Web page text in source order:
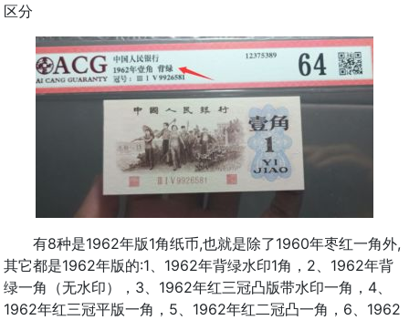
区分
有8种是1962年版1角纸币,也就是除了1960年枣红一角外,
其它都是1962年版的:1、1962年背绿水印1角，2、1962年背
绿一角（无水印），3、1962年红三冠凸版带水印一角，4、
1962年红三冠平版一角，5、1962年红二冠凸一角，6、1962